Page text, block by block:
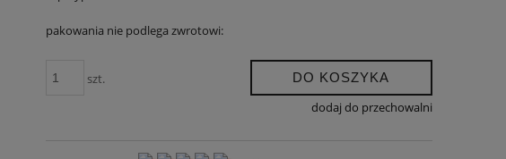
pakowania nie podlega zwrotowi:
szt. DO KOSZYKA
dodaj do przechowalni